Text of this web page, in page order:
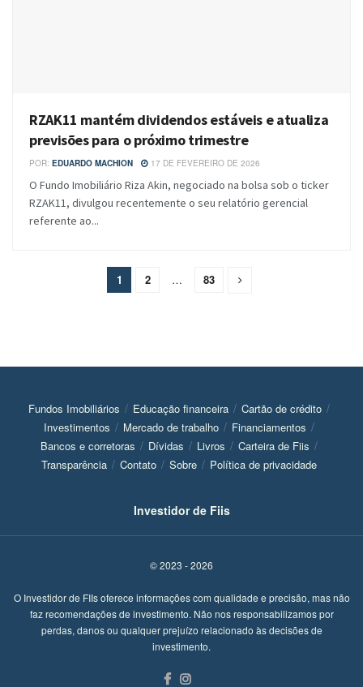
RZAK11 mantém dividendos estáveis e atualiza
previsões para o próximo trimestre
POR: EDUARDO MACHION 17 DE FEVEREIRO DE 2026
O Fundo Imobiliário Riza Akin, negociado na bolsa sob o ticker
RZAK11, divulgou recentemente o seu relatório gerencial
referente ao...
1 2 … 83
Fundos Imobiliários Educação financeira
Cartão de crédito
Investimentos
Mercado de trabalho
Financiamentos
Bancos e corretoras
Dívidas Livros
Carteira de Fiis
Transparência
Contato Sobre Política de privacidade
Investidor de Fiis
© 2023 - 2026
O Investidor de FIIs oferece informações com qualidade e precisão, mas não
faz recomendações de investimento. Não nos responsabilizamos por
perdas, danos ou qualquer prejuízo relacionado às decisões de
investimento.